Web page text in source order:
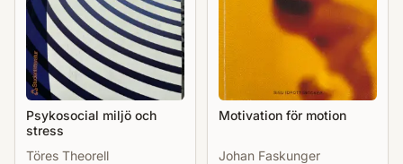
Psykosocial miljö och
stress
Töres Theorell
Motivation för motion
Johan Faskunger